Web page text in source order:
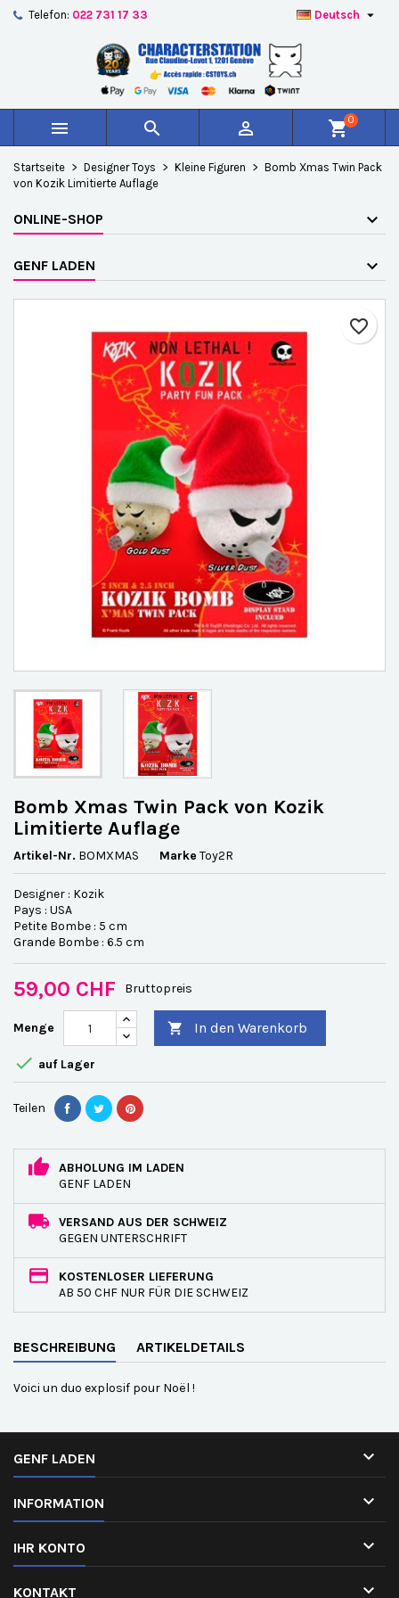
Telefon: 022 731 17 33 Deutsch 
   shopping_cart0
Startseite Designer Toys Kleine Figuren
Bomb Xmas Twin Pack
von Kozik Limitierte Auflage
ONLINE-SHOP
GENF LADEN
favorite_border
Bomb Xmas Twin Pack von Kozik
Limitierte Auflage
Artikel-Nr. BOMXMAS Marke Toy2R
Designer : Kozik
Pays : USA
Petite Bombe : 5 cm
Grande Bombe : 6.5 cm
59,00 CHF Bruttopreis
Menge  In den Warenkorb
 auf Lager
Teilen
ABHOLUNG IM LADEN
GENF LADEN
VERSAND AUS DER SCHWEIZ
GEGEN UNTERSCHRIFT
KOSTENLOSER LIEFERUNG
AB 50 CHF NUR FÜR DIE SCHWEIZ
BESCHREIBUNG ARTIKELDETAILS
Voici un duo explosif pour Noël !
GENF LADEN 
INFORMATION 
IHR KONTO 
KONTAKT 
Create new list
Name der Wunschliste
Abbrechen Wunschliste erstellen
Sie müssen angemeldet sein, um Artikel Ihrer
Wunschliste hinzufügen zu können.